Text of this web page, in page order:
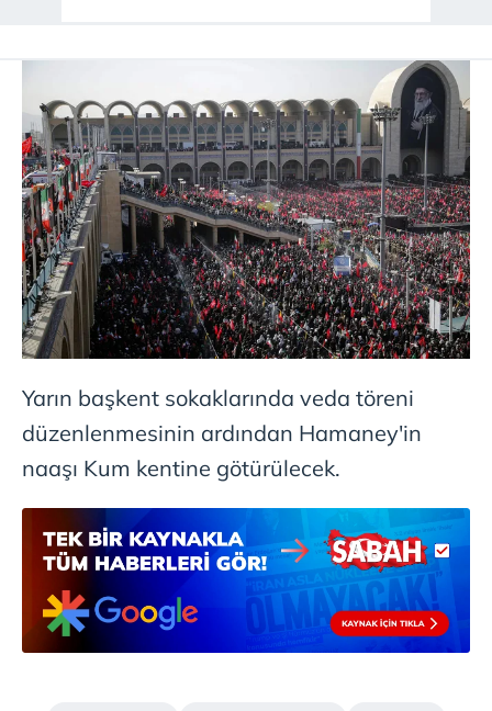
vasıtasıyla belirleyebilirsiniz. Çerezlere ilişkin detaylı bilgi
Çerez Bilgilendirme
Metnimiziziyaret edebilirsiniz.
6698 sayılı Kişisel Verilerin Korunması Kanunu uyarınca
hazırlanmış Aydınlatma Metnimizi okumak ve sitemizde
ilgili mevzuata uygun olarak kullanılan çerezlerle ilgili bilgi
almak için lütfen tıklayınız.
Yarın başkent sokaklarında veda töreni
düzenlenmesinin ardından Hamaney'in
naaşı Kum kentine götürülecek.